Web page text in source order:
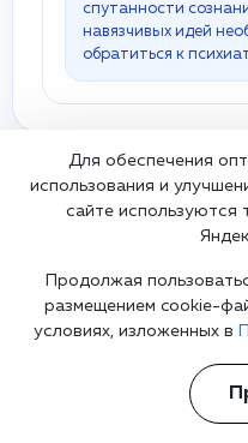
спутанности
навязчивых идей
обратиться к
Врач, оказывающий
Шуров Василий
–
психиатр,
известных
России. Более 15
наркоманов и
Для обеспечения
использования и
сайте используются
Продолжая
размещением cookie-
условиях, изложенных в